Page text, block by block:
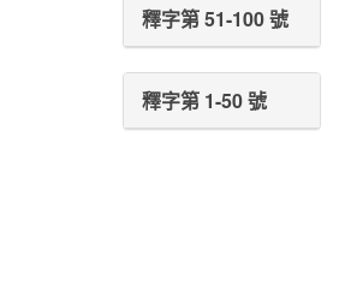
釋字第 51-100 號
釋字第 1-50 號